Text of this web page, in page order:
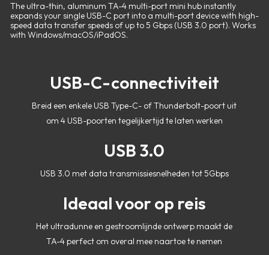
The ultra-thin, aluminum TA-4 multi-port mini hub instantly
expands your single USB-C port into a multi-port device with high-
speed data transfer speeds of up to 5 Gbps (USB 3.0 port). Works
with Windows/macOS/iPadOS.
USB-C-connectiviteit
Breid een enkele USB Type-C- of Thunderbolt-poort uit
om 4 USB-poorten tegelijkertijd te laten werken
USB 3.0
USB 3.0 met data transmissiesnelheden tot 5Gbps
Ideaal voor op reis
Het ultradunne en gestroomlijnde ontwerp maakt de
TA-4 perfect om overal mee naartoe te nemen